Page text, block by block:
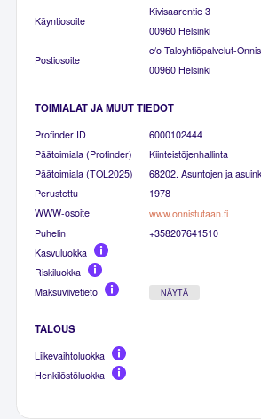
Käyntiosoite
Kivisaarentie 3
00960 Helsinki
Postiosoite
c/o Taloyhtiöpalvelut-
00960 Helsinki
TOIMIALAT JA MUUT TIEDOT
Profinder ID
6000102444
Päätoimiala (Profinder)
Kiinteistöjenhallinta
Päätoimiala (TOL2025)
68202. Asuntojen ja
Perustettu
1978
WWW-osoite
www.onnistutaan.fi
Puhelin
+358207641510
Kasvuluokka
Riskiluokka
Maksuviivetieto
NÄYTÄ
TALOUS
Liikevaihtoluokka
Henkilöstöluokka